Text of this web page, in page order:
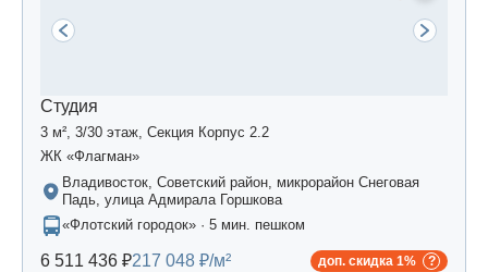
Студия
3 м², 3/30 этаж, Секция Корпус 2.2
ЖК «Флагман»
Владивосток, Советский район, микрорайон Снеговая
Падь, улица Адмирала Горшкова
«Флотский городок» · 5 мин. пешком
6 511 436 ₽217 048 ₽/м² доп. скидка 1%